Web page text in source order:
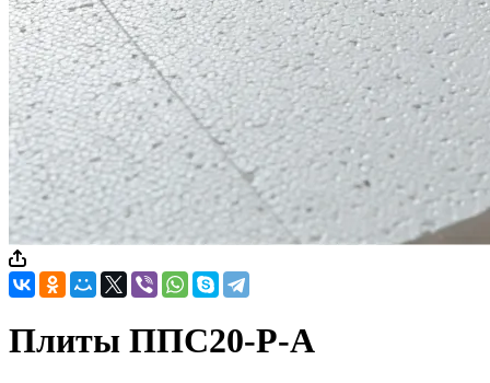
Плиты ППС20-Р-А